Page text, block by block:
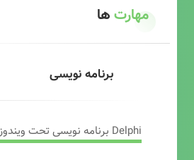
مهارتها
برنامه نویسی
Delphi برنامه نویسی تحت ویندوز